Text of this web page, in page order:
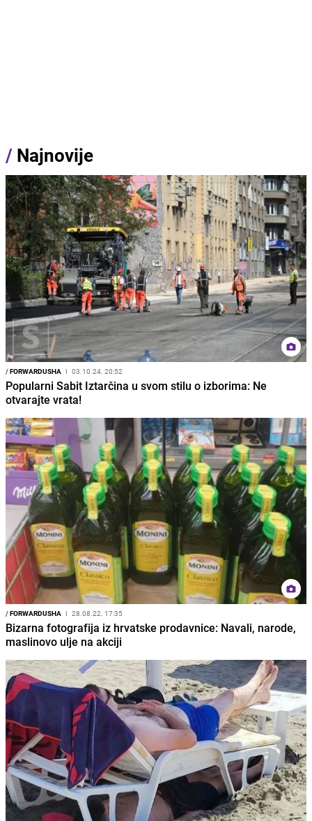
/ Najnovije
/FORWARDUSHA I 03.10.24. 20:52
Popularni Sabit Iztarčina u svom stilu o izborima: Ne
otvarajte vrata!
/FORWARDUSHA I 28.08.22. 17:35
Bizarna fotografija iz hrvatske prodavnice: Navali, narode,
maslinovo ulje na akciji